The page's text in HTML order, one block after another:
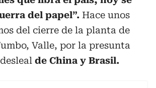
del papel”. Hace unos
del cierre de la planta de
Valle, por la presunta
de China y Brasil.